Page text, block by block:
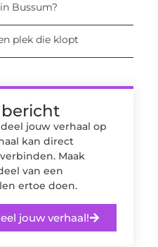
Bussum?
plek die klopt
jouw verhaal op
kan direct
Maak
van een
ertoe doen.
jouw verhaal!